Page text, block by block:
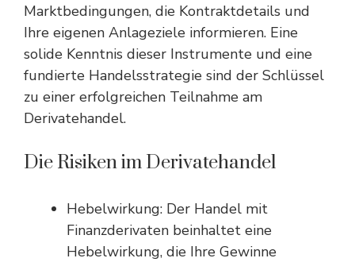
Marktbedingungen, die Kontraktdetails und
Ihre eigenen Anlageziele informieren. Eine
solide Kenntnis dieser Instrumente und eine
fundierte Handelsstrategie sind der Schlüssel
zu einer erfolgreichen Teilnahme am
Derivatehandel.
Die Risiken im Derivatehandel
Hebelwirkung: Der Handel mit
Finanzderivaten beinhaltet eine
Hebelwirkung, die Ihre Gewinne